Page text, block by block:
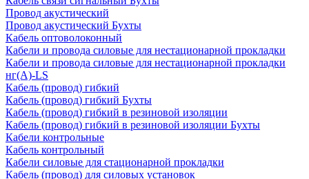
Провод акустический
Провод акустический Бухты
Кабель оптоволоконный
Кабели и провода силовые для нестационарной прокладки
Кабели и провода силовые для нестационарной прокладки
нг(А)-LS
Кабель (провод) гибкий
Кабель (провод) гибкий Бухты
Кабель (провод) гибкий в резиновой изоляции
Кабель (провод) гибкий в резиновой изоляции Бухты
Кабели контрольные
Кабель контрольный
Кабели силовые для стационарной прокладки
Кабель (провод) для силовых установок